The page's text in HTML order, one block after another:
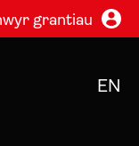
grantiau
EN